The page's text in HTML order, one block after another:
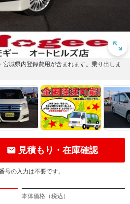
城県内登録費用が含まれます。乗り出しま
見積もり・在庫確認
号の入力は不要です。
本体価格（税込）